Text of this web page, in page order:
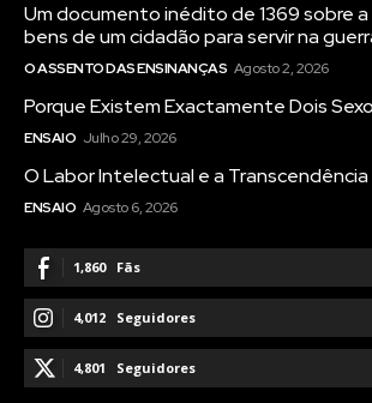
Um documento inédito de 1369 sobre
bens de um cidadão para servir na
O ASSENTO DAS ENSINANÇAS Agosto 2, 2026
Porque Existem Exactamente Dois
ENSAIO Julho 29, 2026
O Labor Intelectual e a Transcendência
ENSAIO Agosto 6, 2026
1,860 Fãs
4,012 Seguidores
4,801 Seguidores